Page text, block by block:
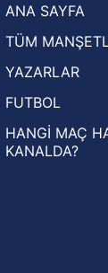
Ziraat Türkiye
UEFA
UEFA Avrupa
UEFA
ANA SAYFA
TÜM
YAZARLAR
FUTBOL
HANGİ MAÇ
KANALDA?